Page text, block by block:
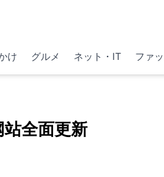
け グルメ ネット・IT ファ
全面更新